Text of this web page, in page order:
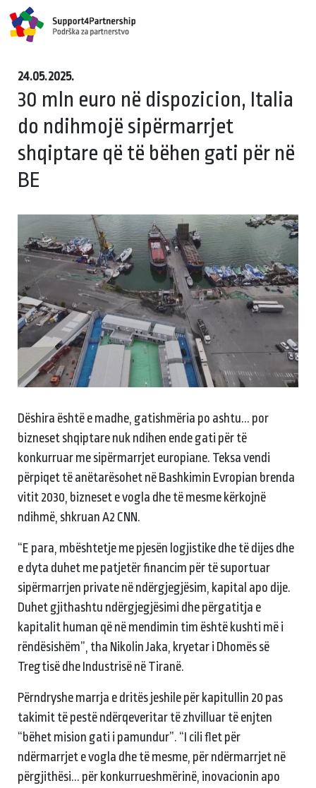
24.05.2025.
30 mln euro në dispozicion, Italia
do ndihmojë sipërmarrjet
shqiptare që të bëhen gati për në
BE
Dëshira është e madhe, gatishmëria po ashtu... por
bizneset shqiptare nuk ndihen ende gati për të
konkurruar me sipërmarrjet europiane. Teksa vendi
përpiqet të anëtarësohet në Bashkimin Evropian brenda
vitit 2030, bizneset e vogla dhe të mesme kërkojnë
ndihmë, shkruan A2 CNN.
“E para, mbështetje me pjesën logjistike dhe të dijes dhe
e dyta duhet me patjetër financim për të suportuar
sipërmarrjen private në ndërgjegjësim, kapital apo dije.
Duhet gjithashtu ndërgjegjësimi dhe përgatitja e
kapitalit human që në mendimin tim është kushti më i
rëndësishëm”, tha Nikolin Jaka, kryetar i Dhomës së
Tregtisë dhe Industrisë në Tiranë.
Përndryshe marrja e dritës jeshile për kapitullin 20 pas
takimit të pestë ndërqeveritar të zhvilluar të enjten
“bëhet mision gati i pamundur”. “I cili flet për
ndërmarrjet e vogla dhe të mesme, për ndërmarrjet në
përgjithësi... për konkurrueshmërinë, inovacionin apo